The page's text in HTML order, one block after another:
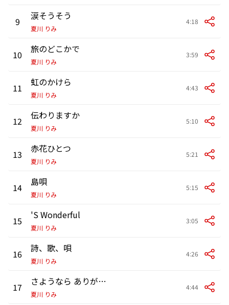
9 涙そうそう
夏川 りみ
4:18
10 旅のどこかで
夏川 りみ
3:59
11 虹のかけら
夏川 りみ
4:43
12 伝わりますか
夏川 りみ
5:10
13 赤花ひとつ
夏川 りみ
5:21
14 島唄
夏川 りみ
5:15
15 'S Wonderful
夏川 りみ
3:05
16 詩、歌、唄
夏川 りみ
4:26
17 さようなら ありがとう 〜天の風(アマノカゼ)〜
夏川 りみ
4:44